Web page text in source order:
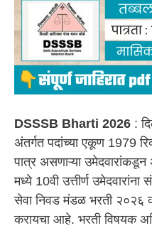
DSSSB Bharti 2026 :
अंतर्गत पदांच्या एकूण 1979
पात्र असणाऱ्या
मध्ये 10वी उत्तीर्ण
सेवा निवड मंडळ भरती २०२६
करायचा आहे. भरती विषयक